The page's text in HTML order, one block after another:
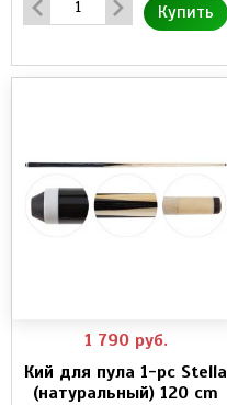
Купить
1 790 руб.
Кий для пула 1-pc Stella
(натуральный) 120 cm